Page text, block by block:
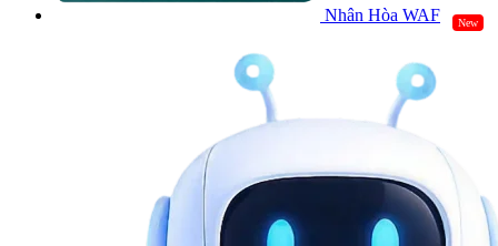
Nhân Hòa WAF New